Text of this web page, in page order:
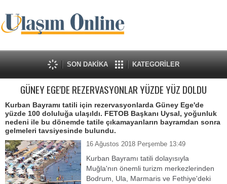
SON DAKİKA KATEGORİLER
GÜNEY EGE'DE REZERVASYONLAR YÜZDE YÜZ DOLDU
Kurban Bayramı tatili için rezervasyonlarda Güney Ege'de
yüzde 100 doluluğa ulaşıldı. FETOB Başkanı Uysal, yoğunluk
nedeni ile bu dönemde tatile çıkamayanların bayramdan sonra
gelmeleri tavsiyesinde bulundu.
16 Ağustos 2018 Perşembe 13:49
Kurban Bayramı tatili dolayısıyla
Muğla'nın önemli turizm merkezlerinden
Bodrum, Ula, Marmaris ve Fethiye'deki